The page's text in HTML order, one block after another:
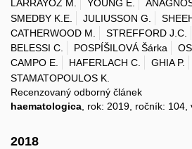
LARRAYOZ M.
YOUNG E.
SMEDBY K.E.
JULIUSSON G.
CATHERWOOD M.
STREFFORD J.C.
BELESSI C.
POSPÍŠILOVÁ Šárka
CAMPO E.
HAFERLACH C. GHIA P.
STAMATOPOULOS K.
Recenzovaný odborný článek
haematologica , rok: 2019, ročník: 104,
2018